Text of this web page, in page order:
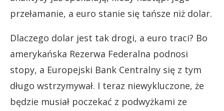
przełamanie, a euro stanie się tańsze niż dolar.
Dlaczego dolar jest tak drogi, a euro traci? Bo
amerykańska Rezerwa Federalna podnosi
stopy, a Europejski Bank Centralny się z tym
długo wstrzymywał. I teraz niewykluczone, że
będzie musiał poczekać z podwyżkami ze